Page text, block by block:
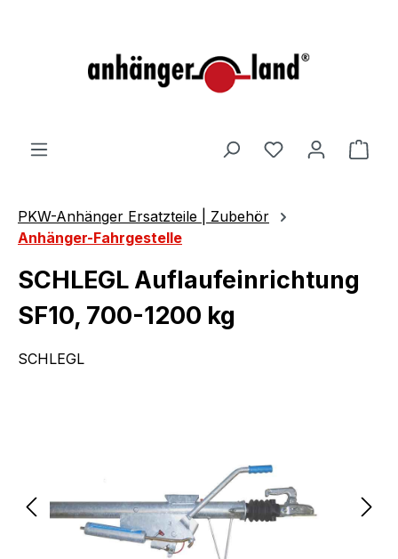
PKW-Anhänger Ersatzteile | Zubehör
Anhänger-Fahrgestelle
SCHLEGL Auflaufeinrichtung
SF10, 700-1200 kg
SCHLEGL